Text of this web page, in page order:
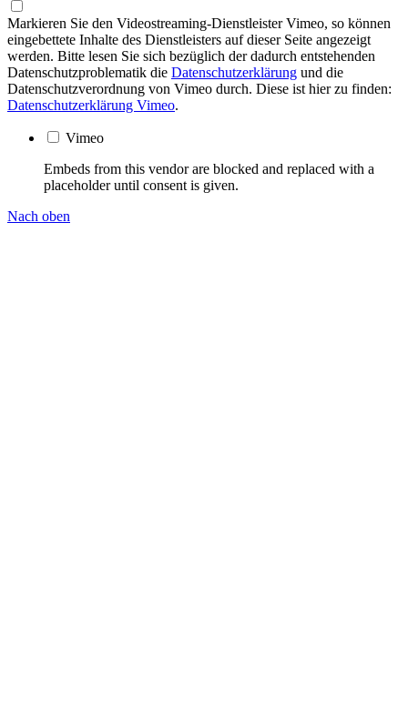
Markieren Sie den Videostreaming-Dienstleister Vimeo, so können
eingebettete Inhalte des Dienstleisters auf dieser Seite angezeigt
werden. Bitte lesen Sie sich bezüglich der dadurch entstehenden
Datenschutzproblematik die Datenschutzerklärung und die
Datenschutzverordnung von Vimeo durch. Diese ist hier zu finden:
Datenschutzerklärung Vimeo.
Vimeo
Embeds from this vendor are blocked and replaced with a
placeholder until consent is given.
Nach oben